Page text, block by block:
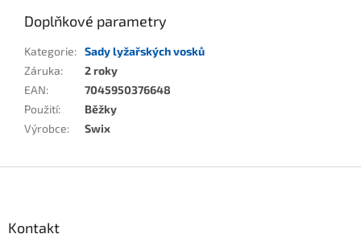
Doplňkové parametry
Kategorie: Sady lyžařských vosků
Záruka:
2 roky
EAN:
7045950376648
Použití:
Běžky
Výrobce: Swix
Kontakt